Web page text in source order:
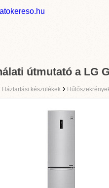
útmutató a LG
Háztartási készülékek ›